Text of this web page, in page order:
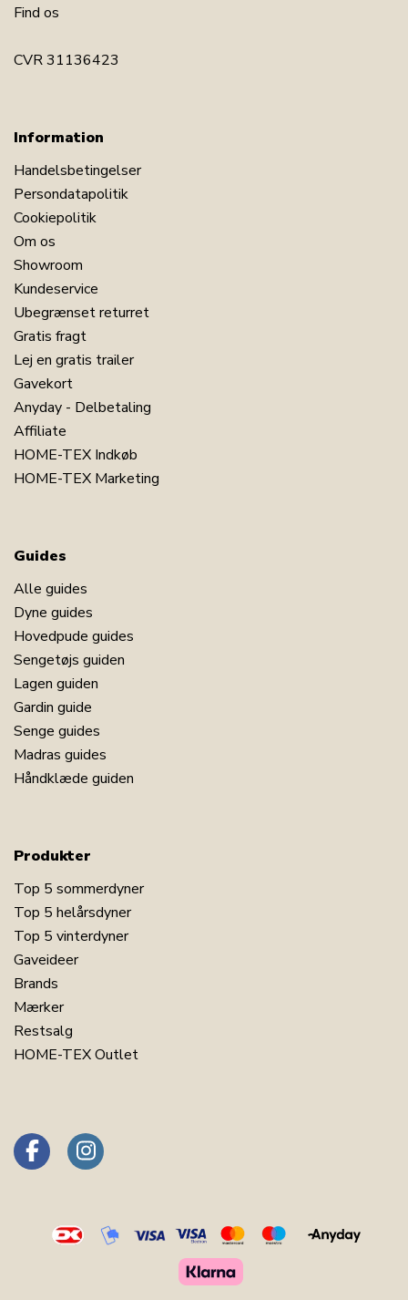
Find os
CVR 31136423
Information
Handelsbetingelser
Persondatapolitik
Cookiepolitik
Om os
Showroom
Kundeservice
Ubegrænset returret
Gratis fragt
Lej en gratis trailer
Gavekort
Anyday - Delbetaling
Affiliate
HOME-TEX Indkøb
HOME-TEX Marketing
Guides
Alle guides
Dyne guides
Hovedpude guides
Sengetøjs guiden
Lagen guiden
Gardin guide
Senge guides
Madras guides
Håndklæde guiden
Produkter
Top 5 sommerdyner
Top 5 helårsdyner
Top 5 vinterdyner
Gaveideer
Brands
Mærker
Restsalg
HOME-TEX Outlet